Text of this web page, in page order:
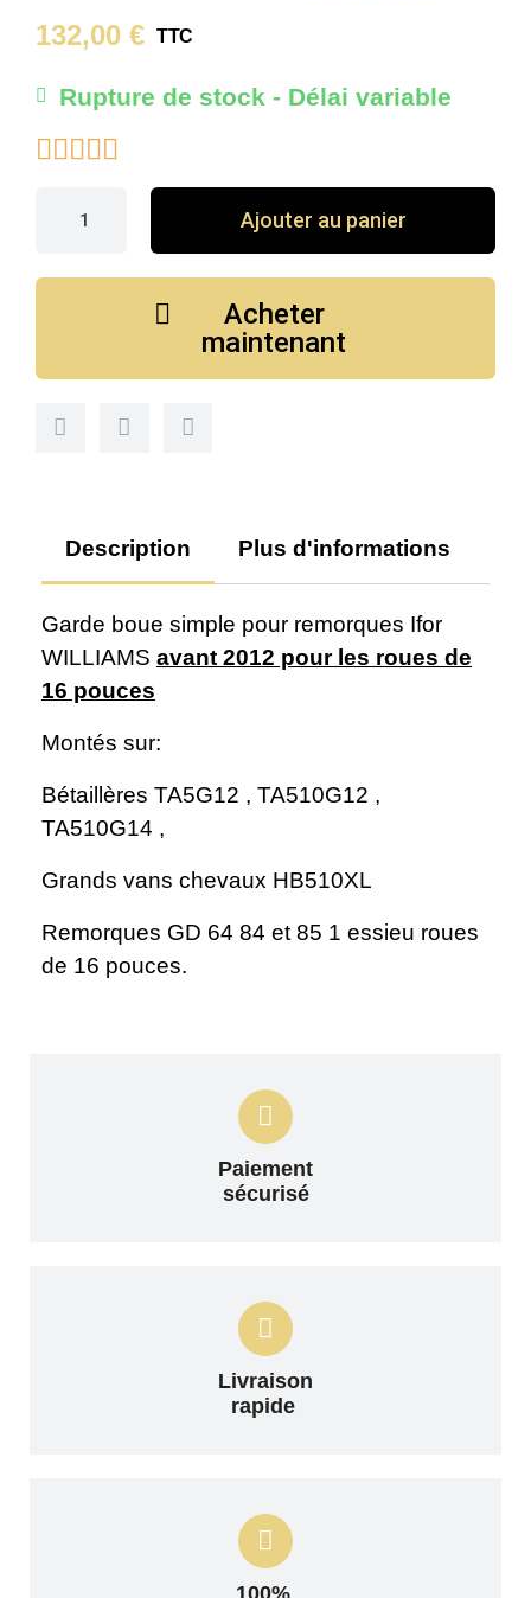
132,00 € TTC
Rupture de stock - Délai variable

Ajouter au panier
Acheter
maintenant
Description Plus d'informations
Garde boue simple pour remorques Ifor
WILLIAMS avant 2012 pour les roues de
16 pouces
Montés sur:
Bétaillères TA5G12 , TA510G12 ,
TA510G14 ,
Grands vans chevaux HB510XL
Remorques GD 64 84 et 85 1 essieu roues
de 16 pouces.
Paiement
sécurisé
Livraison
rapide
100%